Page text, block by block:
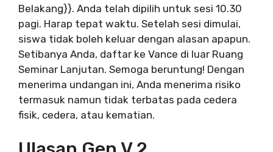
Belakang}}. Anda telah dipilih untuk sesi 10.30
pagi. Harap tepat waktu. Setelah sesi dimulai,
siswa tidak boleh keluar dengan alasan apapun.
Setibanya Anda, daftar ke Vance di luar Ruang
Seminar Lanjutan. Semoga beruntung! Dengan
menerima undangan ini, Anda menerima risiko
termasuk namun tidak terbatas pada cedera
fisik, cedera, atau kematian.